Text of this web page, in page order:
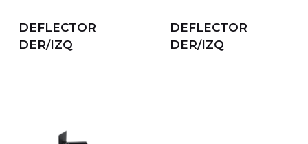
DEFLECTOR
DER/IZQ
DEFLECTOR
DER/IZQ